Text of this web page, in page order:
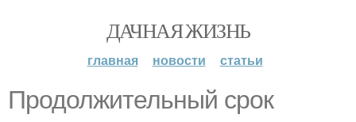
ДАЧНАЯ ЖИЗНЬ
главная новости статьи
Продолжительный срок